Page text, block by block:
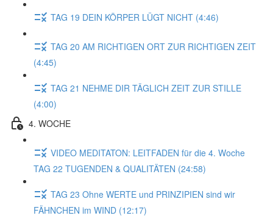
TAG 19 DEIN KÖRPER LÜGT NICHT (4:46)
TAG 20 AM RICHTIGEN ORT ZUR RICHTIGEN ZEIT
(4:45)
TAG 21 NEHME DIR TÄGLICH ZEIT ZUR STILLE
(4:00)
4. WOCHE
VIDEO MEDITATON: LEITFADEN für die 4. Woche
TAG 22 TUGENDEN & QUALITÄTEN (24:58)
TAG 23 Ohne WERTE und PRINZIPIEN sind wir
FÄHNCHEN im WIND (12:17)